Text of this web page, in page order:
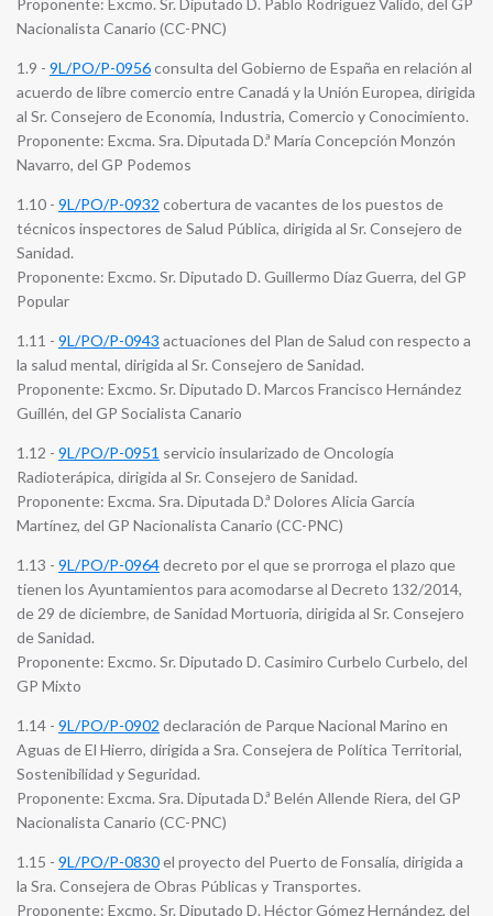
Proponente: Excmo. Sr. Diputado D. Pablo Rodríguez Valido, del GP
Nacionalista Canario (CC-PNC)
1.9 - 9L/PO/P-0956consulta del Gobierno de España en relación al
acuerdo de libre comercio entre Canadá y la Unión Europea, dirigida
al Sr. Consejero de Economía, Industria, Comercio y Conocimiento.
Proponente: Excma. Sra. Diputada D.ª María Concepción Monzón
Navarro, del GP Podemos
1.10 - 9L/PO/P-0932 cobertura de vacantes de los puestos de
técnicos inspectores de Salud Pública, dirigida al Sr. Consejero de
Sanidad.
Proponente: Excmo. Sr. Diputado D. Guillermo Díaz Guerra, del GP
Popular
1.11 - 9L/PO/P-0943 actuaciones del Plan de Salud con respecto a
la salud mental, dirigida al Sr. Consejero de Sanidad.
Proponente: Excmo. Sr. Diputado D. Marcos Francisco Hernández
Guillén, del GP Socialista Canario
1.12 - 9L/PO/P-0951 servicio insularizado de Oncología
Radioterápica, dirigida al Sr. Consejero de Sanidad.
Proponente: Excma. Sra. Diputada D.ª Dolores Alicia García
Martínez, del GP Nacionalista Canario (CC-PNC)
1.13 - 9L/PO/P-0964decreto por el que se prorroga el plazo que
tienen los Ayuntamientos para acomodarse al Decreto 132/2014,
de 29 de diciembre, de Sanidad Mortuoria, dirigida al Sr. Consejero
de Sanidad.
Proponente: Excmo. Sr. Diputado D. Casimiro Curbelo Curbelo, del
GP Mixto
1.14 - 9L/PO/P-0902 declaración de Parque Nacional Marino en
Aguas de El Hierro, dirigida a Sra. Consejera de Política Territorial,
Sostenibilidad y Seguridad.
Proponente: Excma. Sra. Diputada D.ª Belén Allende Riera, del GP
Nacionalista Canario (CC-PNC)
1.15 - 9L/PO/P-0830el proyecto del Puerto de Fonsalía, dirigida a
la Sra. Consejera de Obras Públicas y Transportes.
Proponente: Excmo. Sr. Diputado D. Héctor Gómez Hernández, del